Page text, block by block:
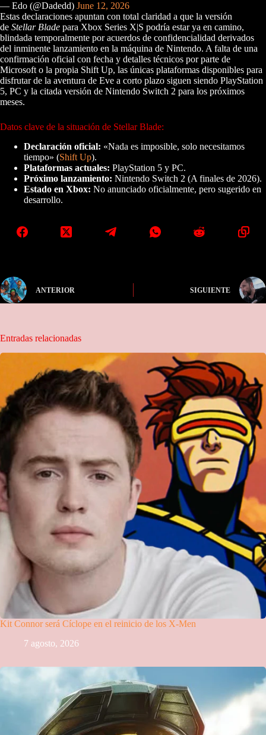
— Edo (@Dadedd) June 12, 2026
Estas declaraciones apuntan con total claridad a que la versión
de Stellar Blade para Xbox Series X|S podría estar ya en camino,
blindada temporalmente por acuerdos de confidencialidad derivados
del inminente lanzamiento en la máquina de Nintendo. A falta de una
confirmación oficial con fecha y detalles técnicos por parte de
Microsoft o la propia Shift Up, las únicas plataformas disponibles para
disfrutar de la aventura de Eve a corto plazo siguen siendo PlayStation
5, PC y la citada versión de Nintendo Switch 2 para los próximos
meses.
Datos clave de la situación de Stellar Blade:
Declaración oficial: «Nada es imposible, solo necesitamos
tiempo» (Shift Up).
Plataformas actuales: PlayStation 5 y PC.
Próximo lanzamiento: Nintendo Switch 2 (A finales de 2026).
Estado en Xbox: No anunciado oficialmente, pero sugerido en
desarrollo.
ANTERIOR SIGUIENTE
Entradas relacionadas
Kit Connor será Cíclope en el reinicio de los X-Men
7 agosto, 2026